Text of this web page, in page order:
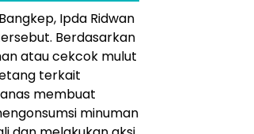
Ipda Ridwan
Berdasarkan
atau cekcok mulut
terkait
membuat
minuman